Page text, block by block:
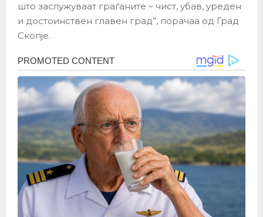
што заслужуваат граѓаните – чист, убав, уреден
и достоинствен главен град”, порачаа од Град
Скопје.